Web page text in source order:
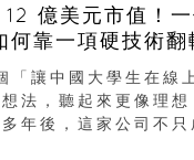
億美元市值！
何靠一項硬技術翻
「讓中國大學生在線
法，聽起來更像理
年後，這家公司不只